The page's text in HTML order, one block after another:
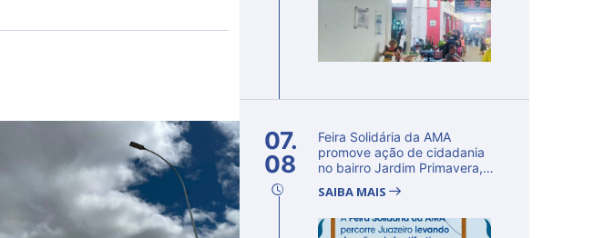
07.
08
Feira Solidária da AMA
promove ação de cidadania
no bairro Jardim Primavera,
SAIBA MAIS